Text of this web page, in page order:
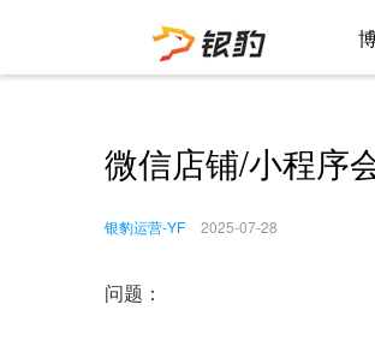
微信店铺/小程序
银豹运营-YF 2025-07-28
问题：